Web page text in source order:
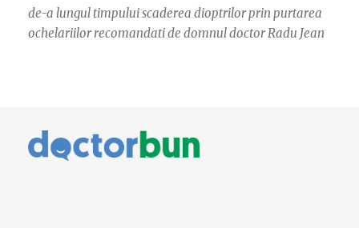
de-a lungul timpului scaderea dioptrilor prin purtarea
ochelariilor recomandati de domnul doctor Radu Jean